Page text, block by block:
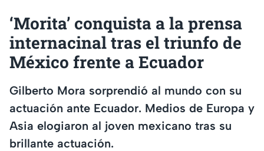
‘Morita’ conquista a la prensa
internacinal tras el triunfo de
México frente a Ecuador
Gilberto Mora sorprendió al mundo con su
actuación ante Ecuador. Medios de Europa y
Asia elogiaron al joven mexicano tras su
brillante actuación.